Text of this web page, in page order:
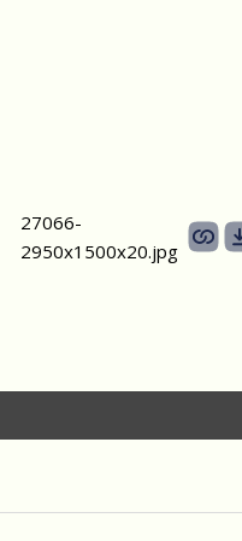
27066-
2950х1500х20.jpg